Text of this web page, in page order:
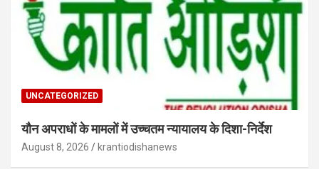
UNCATEGORIZED
यौन अपराधों के मामलों में उच्चतम न्यायालय के दिशा-निर्देश
August 8, 2026 krantiodishanews